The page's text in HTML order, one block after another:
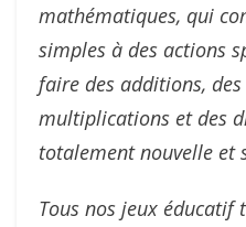
mathématiques, qui
simples à des actions
faire des additions,
multiplications et des
totalement nouvelle et
Tous nos jeux éducatif